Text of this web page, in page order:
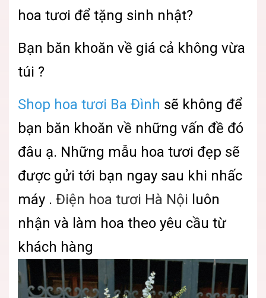
hoa tươi để tặng sinh nhật?
Bạn băn khoăn về giá cả không vừa
túi ?
Shop hoa tươi Ba Đình sẽ không để
bạn băn khoăn về những vấn đề đó
đâu ạ. Những mẫu hoa tươi đẹp sẽ
được gửi tới bạn ngay sau khi nhấc
máy . Điện hoa tươi Hà Nội luôn
nhận và làm hoa theo yêu cầu từ
khách hàng